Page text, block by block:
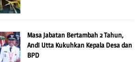
Masa Jabatan Bertambah 2 Tahun,
Andi Utta Kukuhkan Kepala Desa dan
BPD